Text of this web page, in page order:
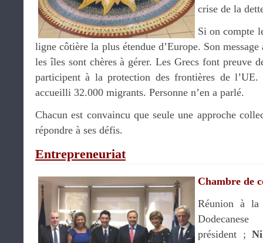
crise de la
Si on compte
ligne côtière la plus étendue d’Europe. Son
les îles sont chères à gérer. Les Grecs font preuve
participent à la protection des frontières de
accueilli 32.000 migrants. Personne n’en a parlé.
Chacun est convaincu que seule une approche
répondre à ses défis.
Entrepreneuriat
Chambre de
Réunion à la
président ;